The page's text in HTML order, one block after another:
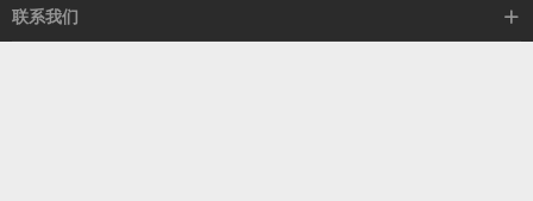
以太网交换机
行业动态
技术视角
联系我们